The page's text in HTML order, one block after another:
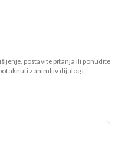
postavite pitanja ili ponudite
zanimljiv dijalog i